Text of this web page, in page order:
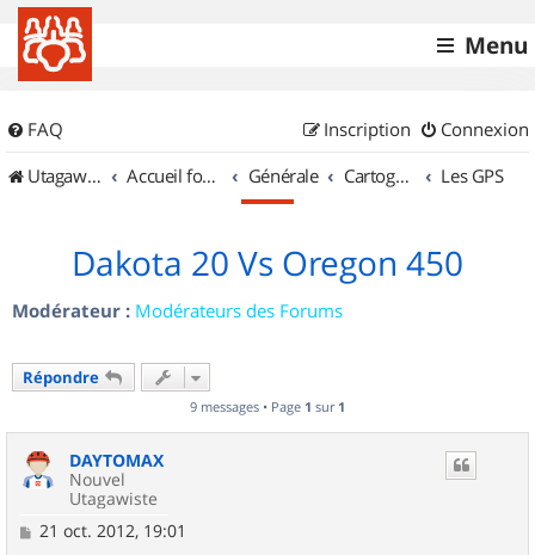
Menu
FAQ Connexion
Inscription
UtagawaVTT (Randos VTT et VTTAE avec traces GPS)
Accueil forum Générale Cartographie et GPS Les GPS
Dakota 20 Vs Oregon 450
Modérateur : Modérateurs des Forums
Répondre
9 messages • Page 1 sur 1
DAYTOMAX
Nouvel
Utagawiste
M
21 oct. 2012, 19:01